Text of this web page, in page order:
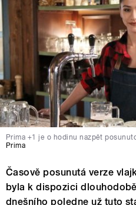
Prima +1 je o hodinu nazpět
Prima
Časově posunutá verze
byla k dispozici
dnešního poledne už tuto